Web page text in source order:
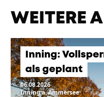
WEITERE
Inning:
als geplant
06.08.2026
Inning a. Ammersee